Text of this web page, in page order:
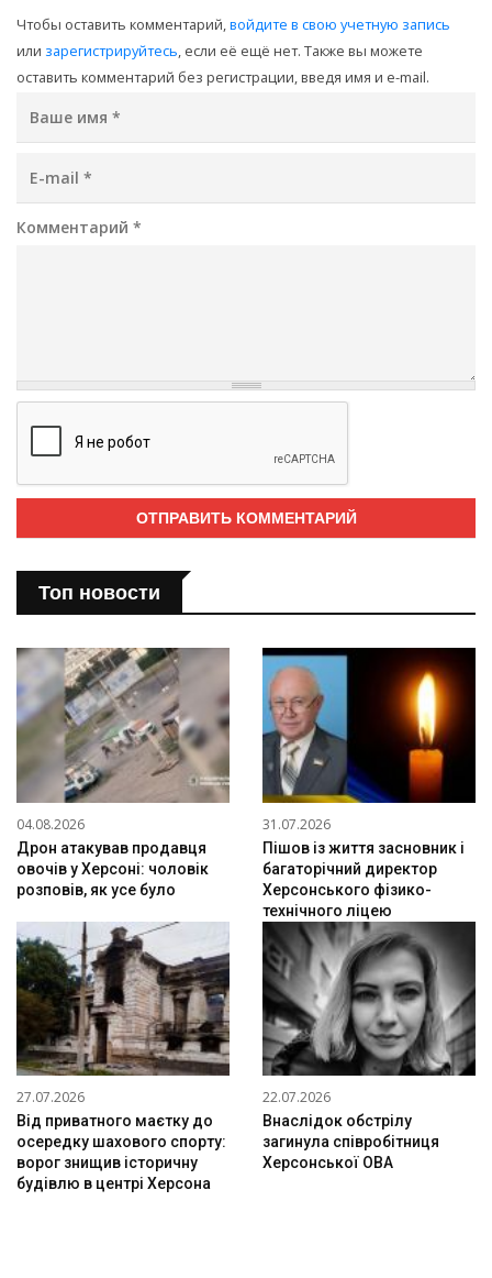
Чтобы оставить комментарий,войдите в свою учетную запись
или зарегистрируйтесь, если её ещё нет. Также вы можете
оставить комментарий без регистрации, введя имя и e-mail.
Комментарий *
Топ новости
04.08.2026
Дрон атакував продавця
овочів у Херсоні: чоловік
розповів, як усе було
31.07.2026
Пішов із життя засновник і
багаторічний директор
Херсонського фізико-
технічного ліцею
27.07.2026
Від приватного маєтку до
осередку шахового спорту:
ворог знищив історичну
будівлю в центрі Херсона
22.07.2026
Внаслідок обстрілу
загинула співробітниця
Херсонської ОВА